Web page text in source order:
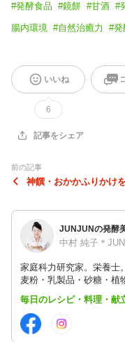
#発酵食品 #鏡餅 #甘酒 #
腸内環境 #自然治癒力 #発
いいね
6
記事をシェア
前の記事
神饌・おかかふりかけ
JUNJUNの発酵
中村 純子＊
家庭科力研究家。栄養士
麦粉・乳製品・砂糖・植
者のJUNJUNこと中村純
んを救うレシピ』をお届
毎日のレシピ・料理・献